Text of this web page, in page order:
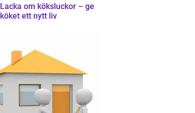
Lacka om köksluckor – ge
köket ett nytt liv